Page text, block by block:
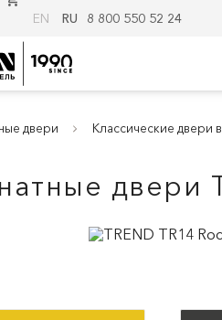
EN RU 8 800 550 52 24
двери Классические двери
двери